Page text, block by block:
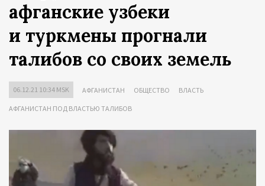
афганские узбеки
и туркмены прогнали
талибов со своих земель
06.12.21 10:34 MSK АФГАНИСТАН ОБЩЕСТВО ВЛАСТЬ
АФГАНИСТАН ПОД ВЛАСТЬЮ ТАЛИБОВ